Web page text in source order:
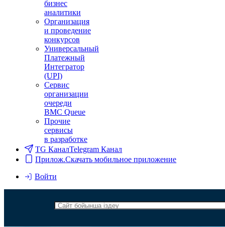
бизнес
аналитики
Организация
и проведение
конкурсов
Универсальный
Платежный
Интегратор
(UPI)
Сервис
организации
очереди
BMC Queue
Прочие
сервисы
в разработке
TG КаналTelegram Канал
Прилож.Скачать мобильное приложение
Войти